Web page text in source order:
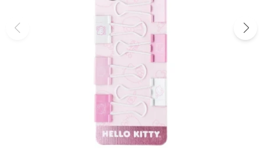
Papelería
Juguetería
Packing y Regalaría